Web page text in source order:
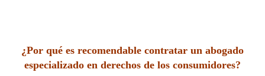
¿Por qué es recomendable contratar un abogado
especializado en derechos de los consumidores?